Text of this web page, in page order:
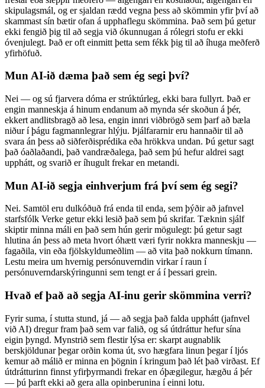
skipulagsmál, og er sjaldan rædd vegna þess að skömmin yfir því að
skammast sín bætir ofan á upphaflegu skömmina. Það sem þú getur
ekki fengið þig til að segja við ókunnugan á rólegri stofu er ekki
óvenjulegt. Það er oft einmitt þetta sem fékk þig til að íhuga meðferð
yfirhöfuð.
Mun AI-ið dæma það sem ég segi því?
Nei — og sú fjarvera dóma er strúktúrleg, ekki bara fullyrt. Það er
engin manneskja á hinum endanum að mynda sér skoðun á þér,
ekkert andlitsbragð að lesa, engin innri viðbrögð sem þarf að bæla
niður í þágu fagmannlegrar hlýju. Þjálfararnir eru hannaðir til að
svara án þess að siðferðisprédika eða hrökkva undan. Þú getur sagt
það óaðlaðandi, það vandræðalega, það sem þú hefur aldrei sagt
upphátt, og svarið er íhugult frekar en metandi.
Mun AI-ið segja einhverjum frá því sem ég segi?
Nei. Samtöl eru dulkóðuð frá enda til enda, sem þýðir að jafnvel
starfsfólk Verke getur ekki lesið það sem þú skrifar. Tæknin sjálf
skiptir minna máli en það sem hún gerir mögulegt: þú getur sagt
hlutina án þess að meta hvort óhætt væri fyrir nokkra manneskju —
fagaðila, vin eða fjölskyldumeðlim — að vita það nokkurn tímann.
Lestu meira um hvernig persónuverndin virkar í raun í
persónuverndarskýringunni sem tengt er á í þessari grein.
Hvað ef það að segja AI-inu gerir skömmina verri?
Fyrir suma, í stutta stund, já — að segja það falda upphátt (jafnvel
við AI) dregur fram það sem var falið, og sá útdráttur hefur sína
eigin þyngd. Mynstrið sem flestir lýsa er: skarpt augnablik
berskjöldunar þegar orðin koma út, svo hægfara linun þegar í ljós
kemur að málið er minna en þögnin í kringum það lét það virðast. Ef
útdrátturinn finnst yfirþyrmandi frekar en óþægilegur, hægðu á þér
— þú þarft ekki að gera alla opinberunina í einni lotu.